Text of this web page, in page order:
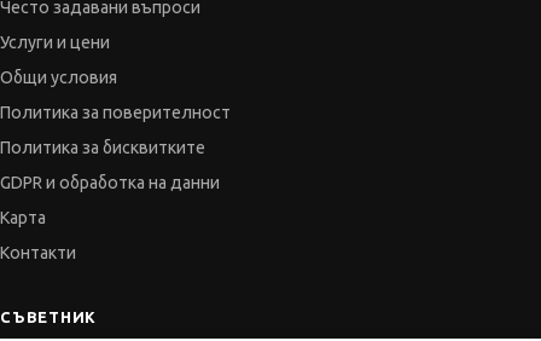
Често задавани въпроси
Услуги и цени
Общи условия
Политика за поверителност
Политика за бисквитките
GDPR и обработка на данни
Карта
Контакти
СЪВЕТНИК